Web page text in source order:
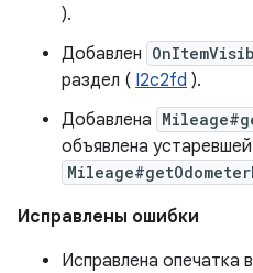
).
Добавлен
раздел ( I2c2fd ).
Добавлена
объявлена ​​устаревшей
Исправлены ошибки
Исправлена ​​опечатка